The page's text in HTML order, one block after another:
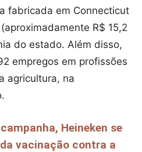
fabricada em Connecticut
R$ 15,2
do estado. Além disso,
empregos em profissões
agricultura, na
Heineken se
vacinação contra a